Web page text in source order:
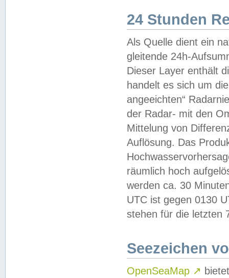
24 Stunden
Als Quelle dient ein
gleitende 24h-
Dieser Layer enthält
handelt es sich um
angeeichten“
der Radar- mit den
Mittelung von
Auflösung. Das
räumlich hoch
werden ca. 30
UTC ist gegen 0130
stehen für die letzten
Seezeichen
OpenSeaMap ↗